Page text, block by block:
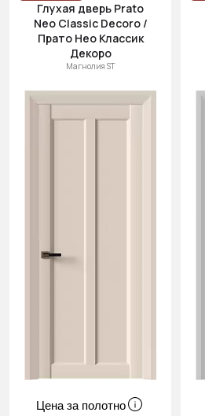
Глухая дверь Prato
Neo Classic Decoro /
Прато Нео Классик
Декоро
Магнолия ST
Цена за полотно